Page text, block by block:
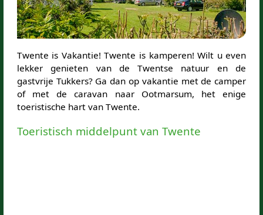
Twente is Vakantie! Twente is kamperen! Wilt u even
lekker genieten van de Twentse natuur en de
gastvrije Tukkers? Ga dan op vakantie met de camper
of met de caravan naar Ootmarsum, het enige
toeristische hart van Twente.
Toeristisch middelpunt van Twente